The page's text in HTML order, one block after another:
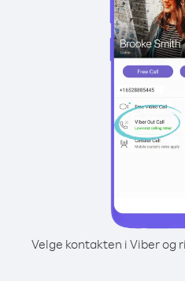
Velge kontakten i Viber og